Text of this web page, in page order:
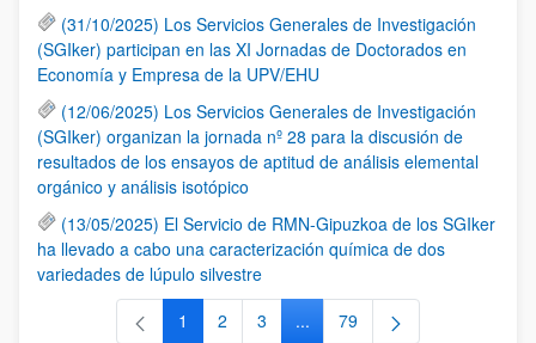
(31/10/2025) Los Servicios Generales de Investigación
(SGIker) participan en las XI Jornadas de Doctorados en
Economía y Empresa de la UPV/EHU
(12/06/2025) Los Servicios Generales de Investigación
(SGIker) organizan la jornada nº 28 para la discusión de
resultados de los ensayos de aptitud de análisis elemental
orgánico y análisis isotópico
(13/05/2025) El Servicio de RMN-Gipuzkoa de los SGIker
ha llevado a cabo una caracterización química de dos
variedades de lúpulo silvestre
Página
1 Página
2 Página
3 ...Páginas intermedias Use TAB
Página
79